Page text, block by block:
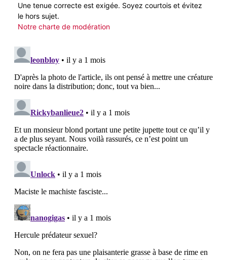
Une tenue correcte est exigée. Soyez courtois et évitez
le hors sujet.
Notre charte de modération